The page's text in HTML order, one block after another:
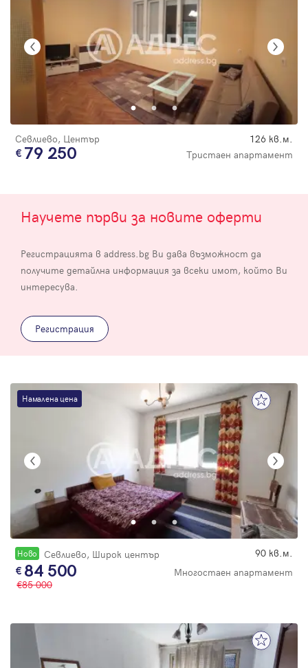
Севлиево, Център 126 кв.м.
79 250 Тристаен апартамент
Научете първи за новите оферти
Регистрацията в address.bg Ви дава възможност да
получите детайлна информация за всеки имот, който Ви
интересува.
Регистрация
Намалена цена
Новo Севлиево, Широк център 90 кв.м.
84 500
Многостаен апартамент
85 000